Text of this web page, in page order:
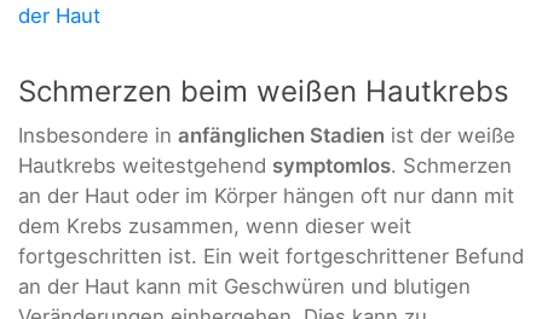
der Haut
Schmerzen beim weißen Hautkrebs
Insbesondere in anfänglichen Stadien ist der weiße
Hautkrebs weitestgehend symptomlos. Schmerzen
an der Haut oder im Körper hängen oft nur dann mit
dem Krebs zusammen, wenn dieser weit
fortgeschritten ist. Ein weit fortgeschrittener Befund
an der Haut kann mit Geschwüren und blutigen